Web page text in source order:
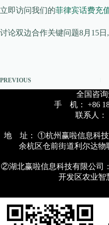
立即访问我们的菲律宾话费充
讨论双边合作关键问题8月15日
PREVIOUS
全国咨
手 机： +86
联系人：
地 址： ①杭州赢啦信息科技
余杭区仓前街道利尔达物
②湖北赢啦信息科技有限公司
开发区农业智